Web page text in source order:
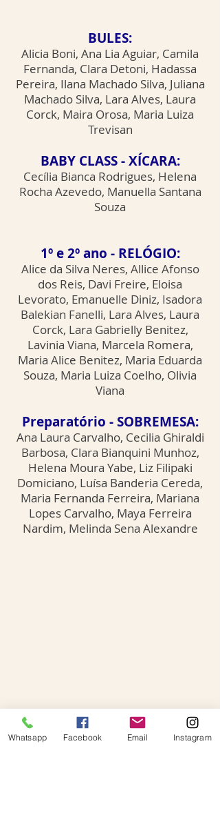
BULES:
Alicia Boni, Ana Lia Aguiar, Camila
Fernanda, Clara Detoni, Hadassa
Pereira, Ilana Machado Silva, Juliana
Machado Silva, Lara Alves, Laura
Corck, Maira Orosa, Maria Luiza
Trevisan
BABY CLASS - XÍCARA:
Cecília Bianca Rodrigues, Helena
Rocha Azevedo, Manuella Santana
Souza
1º e 2º ano - RELÓGIO:
Alice da Silva Neres, Allice Afonso
dos Reis, Davi Freire, Eloisa
Levorato, Emanuelle Diniz, Isadora
Balekian Fanelli, Lara Alves, Laura
Corck, Lara Gabrielly Benitez,
Lavinia Viana, Marcela Romera,
Maria Alice Benitez, Maria Eduarda
Souza, Maria Luiza Coelho, Olivia
Viana
Preparatório - SOBREMESA:
Ana Laura Carvalho, Cecilia Ghiraldi
Barbosa, Clara Bianquini Munhoz,
Helena Moura Yabe, Liz Filipaki
Domiciano, Luísa Banderia Cereda,
Maria Fernanda Ferreira, Mariana
Lopes Carvalho, Maya Ferreira
Nardim, Melinda Sena Alexandre
Whatsapp Facebook Email Instagram